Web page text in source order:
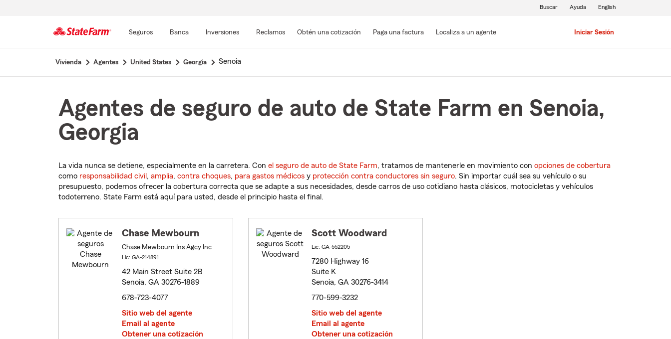
contenido
Seguros Banca Inversiones Reclamos Obtén una cotización Paga una factura Localiza a un agente Iniciar Sesión
Buscar Ayuda English
Vivienda Agentes United States Georgia Senoia
Agentes de seguro de auto de State Farm en Senoia,
Georgia
La vida nunca se detiene, especialmente en la carretera. Con el seguro de auto de State Farm, tratamos de mantenerle en movimiento con opciones de cobertura
como responsabilidad civil , amplia, contra choques, para gastos médicos y protección contra conductores sin seguro. Sin importar cuál sea su vehículo o su
presupuesto, podemos ofrecer la cobertura correcta que se adapte a sus necesidades, desde carros de uso cotidiano hasta clásicos, motocicletas y vehículos
todoterreno. State Farm está aquí para usted, desde el principio hasta el final.
Chase Mewbourn
Chase Mewbourn Ins Agcy Inc
Lic: GA-214891
42 Main Street Suite 2B
Senoia, GA 30276-1889
678-723-4077
Sitio web del agente
Email al agente
Obtener una cotización
Scott Woodward
Lic: GA-552205
7280 Highway 16
Suite K
Senoia, GA 30276-3414
770-599-3232
Sitio web del agente
Email al agente
Obtener una cotización